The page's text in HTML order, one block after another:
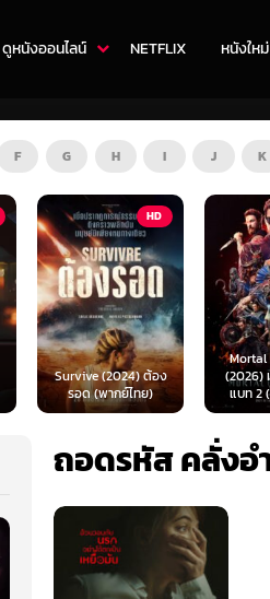
ดูหนังออนไลน์ NETFLIX หนังให
F G H I J K
HD
Mortal Kombat II
(2026) มอร์ทัล คอม
แบท 2 (พากย์ไทย)
เปอร์เกิ
ถอดรหัส คลั่งอ